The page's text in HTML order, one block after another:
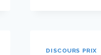
DISCOURS PRIX